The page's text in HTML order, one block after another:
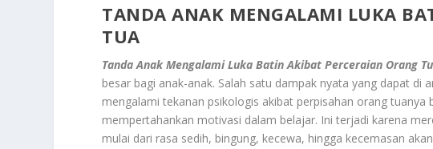
TANDA ANAK MENGALAMI LUKA
TUA
Tanda Anak Mengalami Luka Batin Akibat Perceraian Orang
besar bagi anak-anak. Salah satu dampak nyata yang dapat di
mengalami tekanan psikologis akibat perpisahan orang
mempertahankan motivasi dalam belajar. Ini terjadi karena
mulai dari rasa sedih, bingung, kecewa, hingga kecemasan